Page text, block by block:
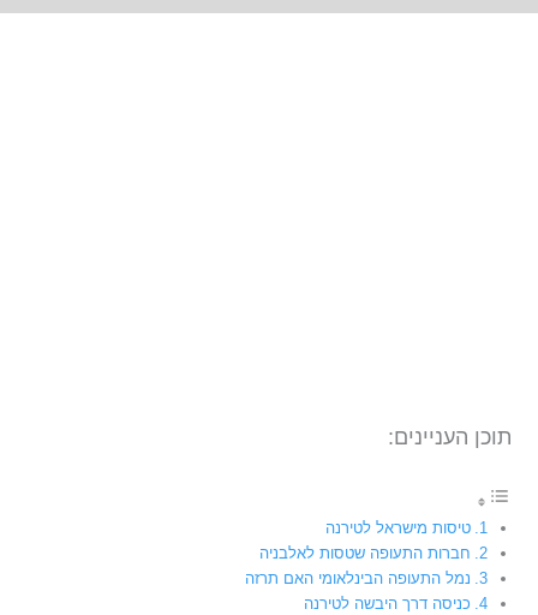
תוכן העניינים:
טיסות מישראל לטירנה
חברות התעופה שטסות לאלבניה
נמל התעופה הבינלאומי האם תרזה
כניסה דרך היבשה לטירנה